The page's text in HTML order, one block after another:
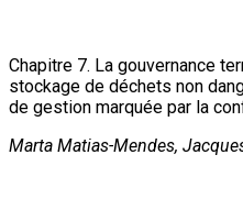
Chapitre 7. La gouvernance
stockage de déchets non
de gestion marquée par la
Marta Matias-Mendes,